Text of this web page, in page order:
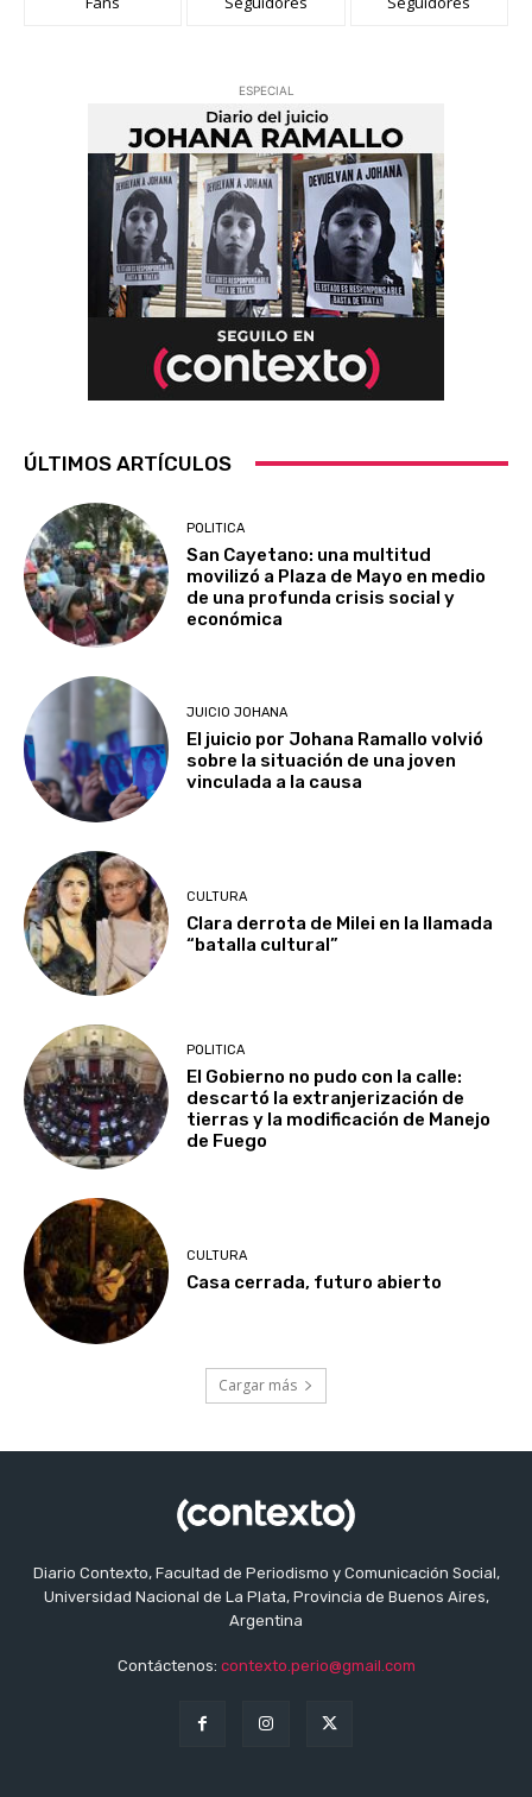
ESPECIAL
ÚLTIMOS ARTÍCULOS
POLITICA
San Cayetano: una multitud
movilizó a Plaza de Mayo en medio
de una profunda crisis social y
económica
JUICIO JOHANA
El juicio por Johana Ramallo volvió
sobre la situación de una joven
vinculada a la causa
CULTURA
Clara derrota de Milei en la llamada
“batalla cultural”
POLITICA
El Gobierno no pudo con la calle:
descartó la extranjerización de
tierras y la modificación de Manejo
de Fuego
CULTURA
Casa cerrada, futuro abierto
Cargar más
Diario Contexto, Facultad de Periodismo y Comunicación Social,
Universidad Nacional de La Plata, Provincia de Buenos Aires,
Argentina
Contáctenos: contexto.perio@gmail.com